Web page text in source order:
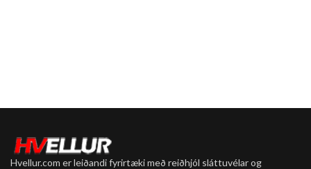
Hvellur.com er leiðandi fyrirtæki með reiðhjól sláttuvélar og